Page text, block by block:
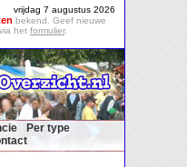
vrijdag 7 augustus 2026
bekend. Geef nieuwe
het formulier.
Per type